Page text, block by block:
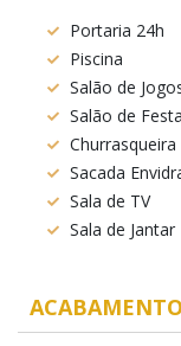
Portaria 24h
Piscina
Salão de
Salão de
Churrasqueira
Sacada
Sala de TV
Sala de Jantar